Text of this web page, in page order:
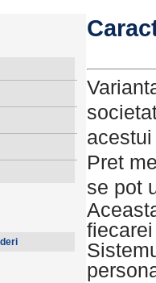
Pret
se pot